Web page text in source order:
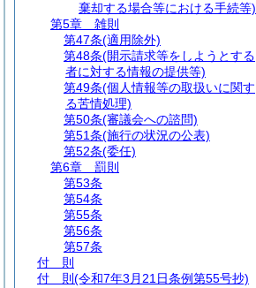
棄却する場合等における手続等)
第5章
雑則
第47条(適用除外)
第48条(開示請求等をしようとする
者に対する情報の提供等)
第49条(個人情報等の取扱いに関す
る苦情処理)
第50条(審議会への諮問)
第51条(施行の状況の公表)
第52条(委任)
第6章
罰則
第53条
第54条
第55条
第56条
第57条
付 則
付 則 (令和7年3月21日条例第55号抄)